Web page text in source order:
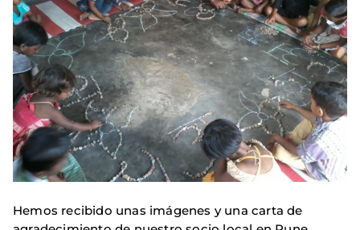
Hemos recibido unas imágenes y una carta de